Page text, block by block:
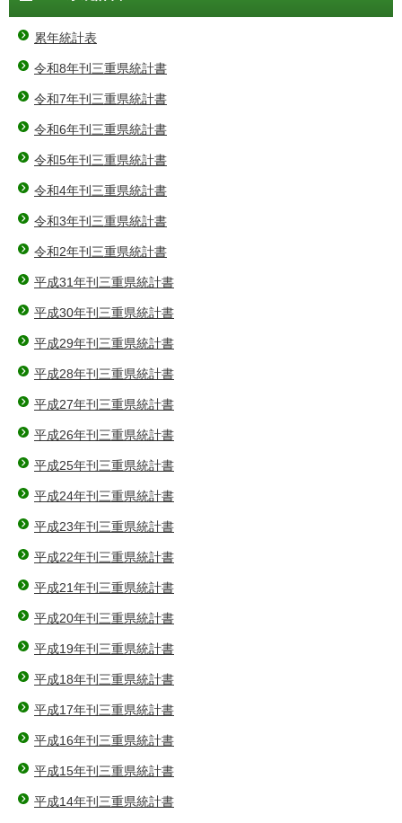
累年統計表
令和8年刊三重県統計書
令和7年刊三重県統計書
令和6年刊三重県統計書
令和5年刊三重県統計書
令和4年刊三重県統計書
令和3年刊三重県統計書
令和2年刊三重県統計書
平成31年刊三重県統計書
平成30年刊三重県統計書
平成29年刊三重県統計書
平成28年刊三重県統計書
平成27年刊三重県統計書
平成26年刊三重県統計書
平成25年刊三重県統計書
平成24年刊三重県統計書
平成23年刊三重県統計書
平成22年刊三重県統計書
平成21年刊三重県統計書
平成20年刊三重県統計書
平成19年刊三重県統計書
平成18年刊三重県統計書
平成17年刊三重県統計書
平成16年刊三重県統計書
平成15年刊三重県統計書
平成14年刊三重県統計書